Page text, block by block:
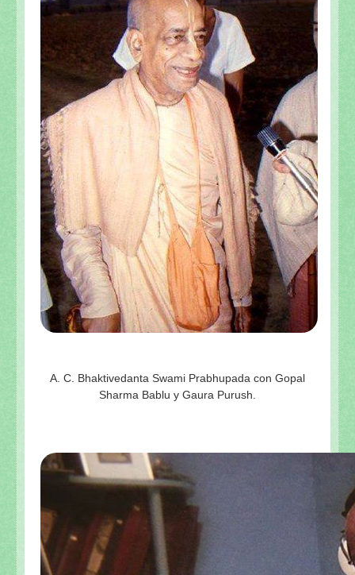
A. C. Bhaktivedanta Swami Prabhupada con Gopal
Sharma Bablu y Gaura Purush.